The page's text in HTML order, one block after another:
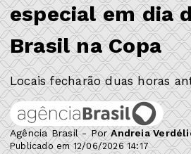
especial em dia
Brasil na Copa
Locais fecharão duas horas
Agência Brasil - PorAndreia
Publicado em 12/06/2026 14:17